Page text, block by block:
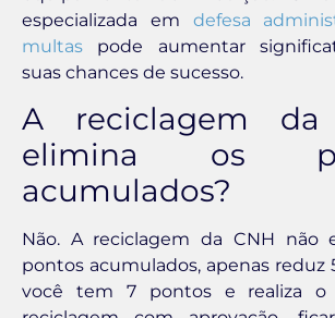
especializada em defesa
multas pode aumentar
suas chances de sucesso.
A reciclagem da
elimina os
acumulados?
Não. A reciclagem da CNH não
pontos acumulados, apenas reduz
você tem 7 pontos e realiza o